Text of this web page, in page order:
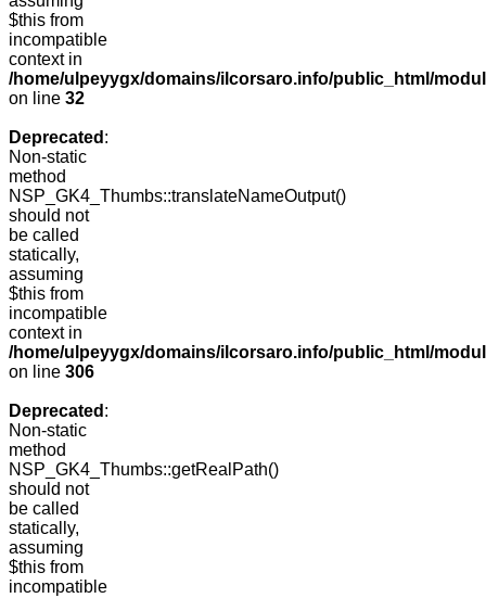
$this from
incompatible
context in
/home/ulpeyygx/domains/ilcorsaro.info/public_html/
on line 32
Deprecated :
Non-static
method
NSP_GK4_Thumbs::translateNameOutput()
should not
be called
statically,
assuming
$this from
incompatible
context in
/home/ulpeyygx/domains/ilcorsaro.info/public_html/
on line 306
Deprecated :
Non-static
method
NSP_GK4_Thumbs::getRealPath()
should not
be called
statically,
assuming
$this from
incompatible